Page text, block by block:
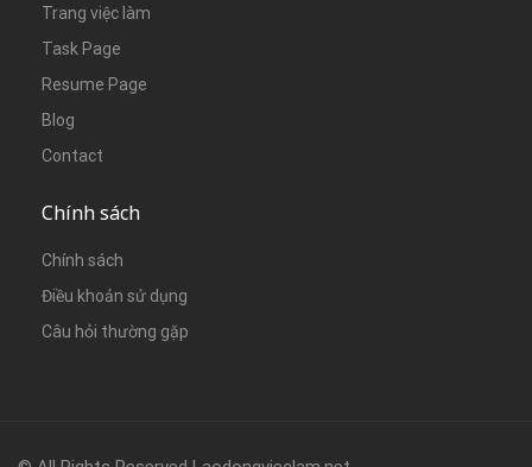
Trang việc làm
Task Page
Resume Page
Blog
Contact
Chính sách
Chính sách
Điều khoản sử dụng
Câu hỏi thường gặp